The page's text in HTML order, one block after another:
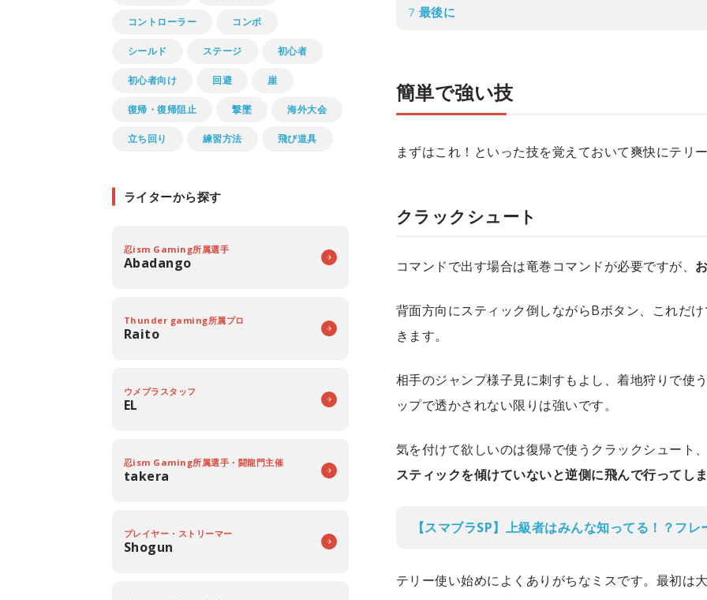
7 最後に
簡単で強い技
まずはこれ！といった技を覚えておいて爽快にテリ
クラックシュート
コマンドで出す場合は竜巻コマンドが必要ですが、
背面方向にスティック倒しながらBボタン、これだ
きます。
相手のジャンプ様子見に刺すもよし、着地狩りで使
ップで透かされない限りは強いです。
気を付けて欲しいのは復帰で使うクラックシュート、
スティックを傾けていないと逆側に飛んで行ってしま
【スマブラSP】上級者はみんな知ってる！？フ
テリー使い始めによくありがちなミスです。最初は
コントローラー コンボ
シールド ステージ 初心者
初心者向け 回避 崖
復帰・復帰阻止 撃墜 海外大会
立ち回り 練習方法 飛び道具
ライターから探す
忍ism Gaming所属選手
Abadango
Thunder gaming所属プロ
Raito
ウメブラスタッフ
EL
忍ism Gaming所属選手・闘龍門主催
takera
プレイヤー・ストリーマー
Shogun